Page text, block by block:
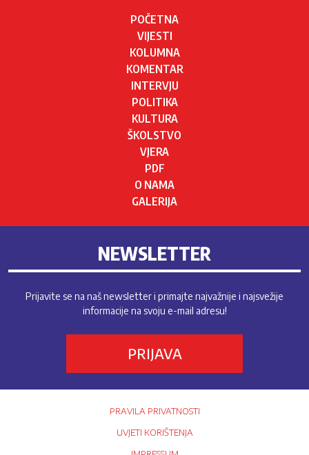
POČETNA
VIJESTI
KOLUMNA
KOMENTAR
INTERVJU
POLITIKA
KULTURA
ŠKOLSTVO
VJERA
PDF
O NAMA
GALERIJA
NEWSLETTER
Prijavite se na naš newsletter i primajte najvažnije i najsvežije
informacije na svoju e-mail adresu!
PRIJAVA
PRAVILA PRIVATNOSTI
UVJETI KORIŠTENJA